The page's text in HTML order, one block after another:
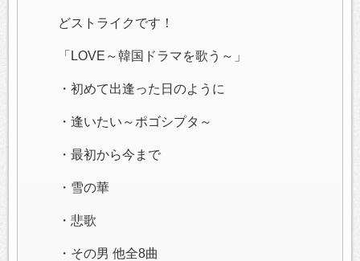
どストライクです！
「LOVE～韓国ドラマを歌う～」
・初めて出逢った日のように
・逢いたい～ポゴシプタ～
・最初から今まで
・雪の華
・悲歌
・その男 他全8曲